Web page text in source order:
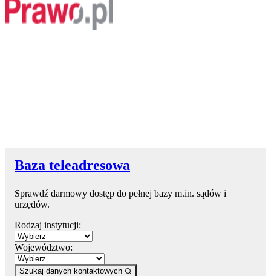
Baza teleadresowa
Sprawdź darmowy dostęp do pełnej bazy m.in. sądów i
urzędów.
Rodzaj instytucji:
Województwo:
Szukaj danych kontaktowych